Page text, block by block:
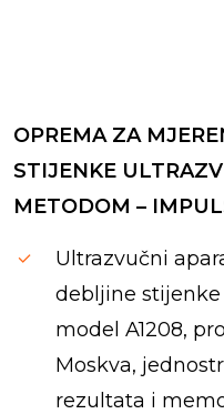
OPREMA ZA
STIJENKE
METODOM –
Ultrazvučni
debljine
model A1208,
Moskva,
rezultata i